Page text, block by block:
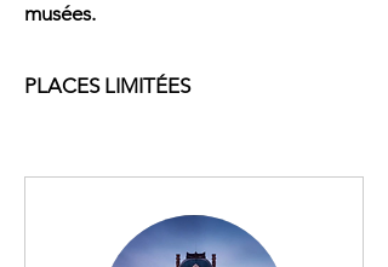
musées.
PLACES LIMITÉES